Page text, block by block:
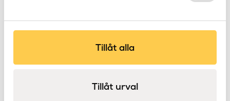
Tillåt alla
Tillåt urval